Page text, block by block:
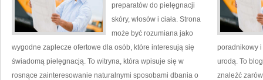
preparatów do pielęgnacji
skóry, włosów i ciała. Strona
może być rozumiana jako
wygodne zaplecze ofertowe dla osób, które interesują się
świadomą pielęgnacją. To witryna, która wpisuje się w
rosnące zainteresowanie naturalnymi sposobami dbania o
poradnikowy i
urodą. To
znaleźć